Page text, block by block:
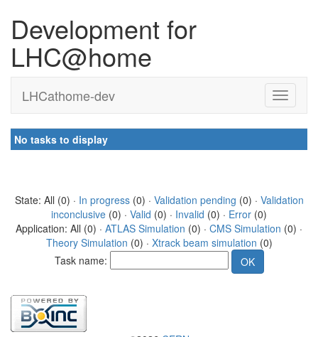
Development for
LHC@home
LHCathome-dev
No tasks to display
State: All (0) · In progress(0) · Validation pending (0) · Validation
inconclusive (0) · Valid (0) · Invalid (0) · Error (0)
Application: All (0) · ATLAS Simulation (0) · CMS Simulation (0) ·
Theory Simulation (0) · Xtrack beam simulation (0)
Task name: